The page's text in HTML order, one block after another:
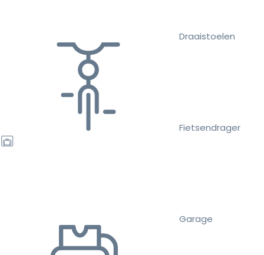
Draaistoelen
Fietsendrager
Garage